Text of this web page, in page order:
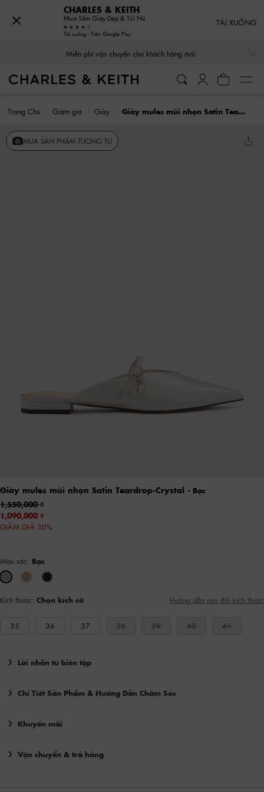
Miễn phí vận chuyển cho khách hàng mới
Trang Chủ Giảm giá Giày Giày mules mũi nhọn Satin Teardrop-Crystal
MUA SẢN PHẨM TƯƠNG TỰ
Giày mules mũi nhọn Satin Teardrop-Crystal - Bạc
1,550,000
1,090,000
GIẢM GIÁ 30%
Màu sắc: Bạc
Kích thước: Chọn kích cỡ Hướng dẫn quy đổi kích thước
35 36 37 38 39 40 41
Lời nhắn từ biên tập
Chi Tiết Sản Phẩm & Hướng Dẫn Chăm Sóc
Khuyến mãi
Vận chuyển & trả hàng
CHARLES & KEITH
Mua Sắm Giày Dép & Túi Nữ
Tải xuống - Trên Google Play
TẢI XUỐNG